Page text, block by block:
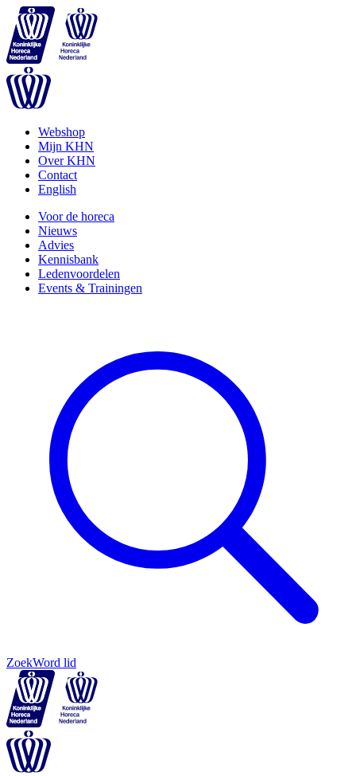
Webshop
Mijn KHN
Over KHN
Contact
English
Voor de horeca
Nieuws
Advies
Kennisbank
Ledenvoordelen
Events & Trainingen
ZoekWord lid